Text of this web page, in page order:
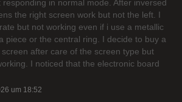
responding in normal mode. After inversed
the right screen work but not the left. I
but not working even if i use a metallic
piece or the central ring. I decide to buy a
screen after care of the screen type but
I noticed that the electronic board
um 18:52